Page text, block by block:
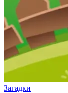
Загадки